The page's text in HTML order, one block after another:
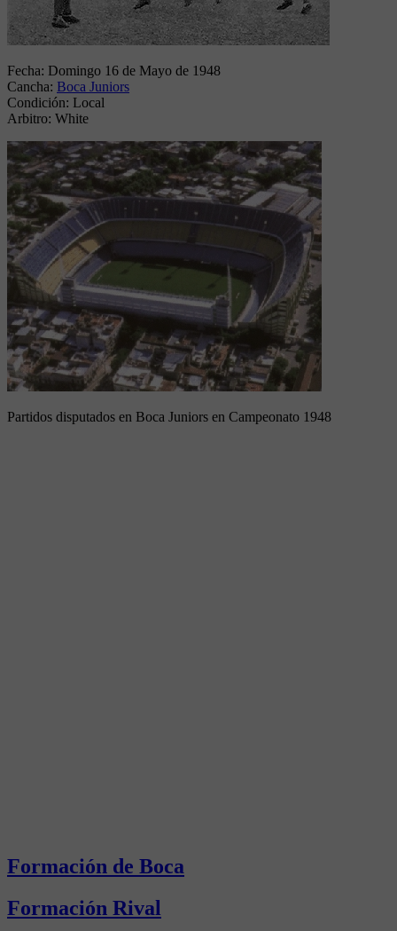
Fecha: Domingo 16 de Mayo de 1948
Cancha: Boca Juniors
Condición: Local
Arbitro: White
Partidos disputados en Boca Juniors en Campeonato 1948
Formación de Boca
Formación Rival